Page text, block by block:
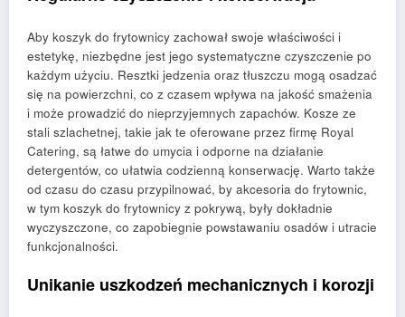
Aby koszyk do frytownicy zachował swoje właściwości i
estetykę, niezbędne jest jego systematyczne czyszczenie po
każdym użyciu. Resztki jedzenia oraz tłuszczu mogą osadzać
się na powierzchni, co z czasem wpływa na jakość smażenia
i może prowadzić do nieprzyjemnych zapachów. Kosze ze
stali szlachetnej, takie jak te oferowane przez firmę Royal
Catering, są łatwe do umycia i odporne na działanie
detergentów, co ułatwia codzienną konserwację. Warto także
od czasu do czasu przypilnować, by akcesoria do frytownic,
w tym koszyk do frytownicy z pokrywą, były dokładnie
wyczyszczone, co zapobiegnie powstawaniu osadów i utracie
funkcjonalności.
Unikanie uszkodzeń mechanicznych i korozji